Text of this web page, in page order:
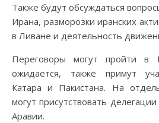
Также будут обсуждаться
Ирана, разморозки иранских
в Ливане и деятельность
Переговоры могут пройти
ожидается, также примут
Катара и Пакистана. На
могут присутствовать
Аравии.